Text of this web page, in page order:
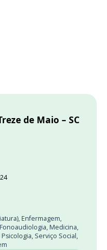
de Maio – SC
, Enfermagem,
Fonoaudiologia, Medicina,
Psicologia, Serviço Social,